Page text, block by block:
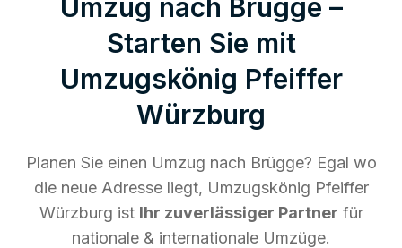
Umzug nach Brügge –
Starten Sie mit
Umzugskönig Pfeiffer
Würzburg
Planen Sie einen Umzug nach Brügge? Egal wo
die neue Adresse liegt, Umzugskönig Pfeiffer
Würzburg ist Ihr zuverlässiger Partner für
nationale & internationale Umzüge.